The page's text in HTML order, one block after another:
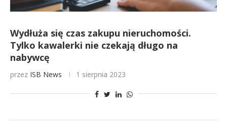
Wydłuża się czas zakupu nieruchomości.
Tylko kawalerki nie czekają długo na
nabywcę
przez ISB News 1 sierpnia 2023